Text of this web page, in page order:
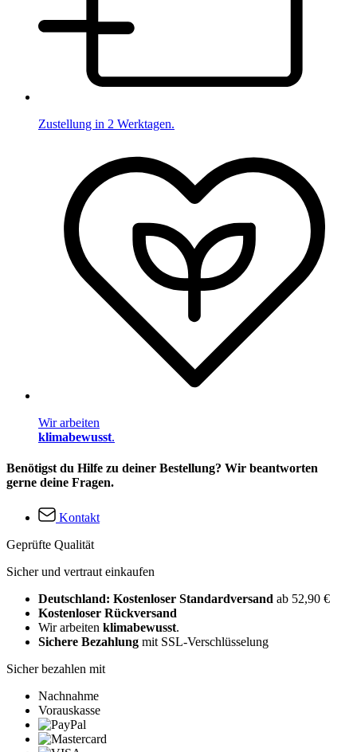
Zustellung in 2 Werktagen.
Wir arbeiten
klimabewusst.
Benötigst du Hilfe zu deiner Bestellung? Wir beantworten
gerne deine Fragen.
Kontakt
Geprüfte Qualität
Sicher und vertraut einkaufen
Deutschland: Kostenloser Standardversand ab 52,90 €
Kostenloser Rückversand
Wir arbeiten klimabewusst.
Sichere Bezahlung mit SSL-Verschlüsselung
Sicher bezahlen mit
Nachnahme
Vorauskasse